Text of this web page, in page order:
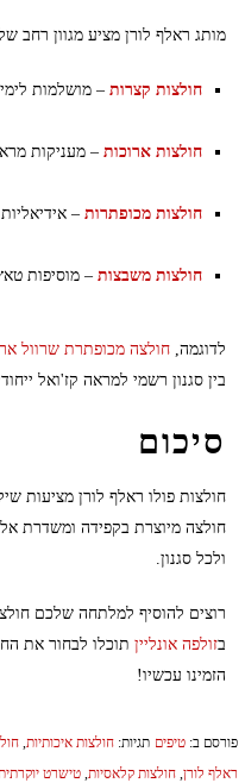
מותג ראלף לורן מציע מגוון רחב
חולצות קצרות – מושלמות
חולצות ארוכות – מעניקות
חולצות מכופתרות –
חולצות משבצות – מוסיפות
לדוגמה, חולצה מכופתרת שרוול
בין סגנון רשמי למראה קז'ואל
סיכום
חולצות פולו ראלף לורן מציעות
חולצה מיוצרת בקפידה ומשדרת
ולכל סגנון.
רוצים להוסיף למלתחה שלכם
בזולפה אונליין תוכלו לבחור את
הזמינו עכשיו!
פורסם ב: טיפים תגיות: חולצות איכותיות,
ראלף לורן, חולצות קלאסיות, טישרט